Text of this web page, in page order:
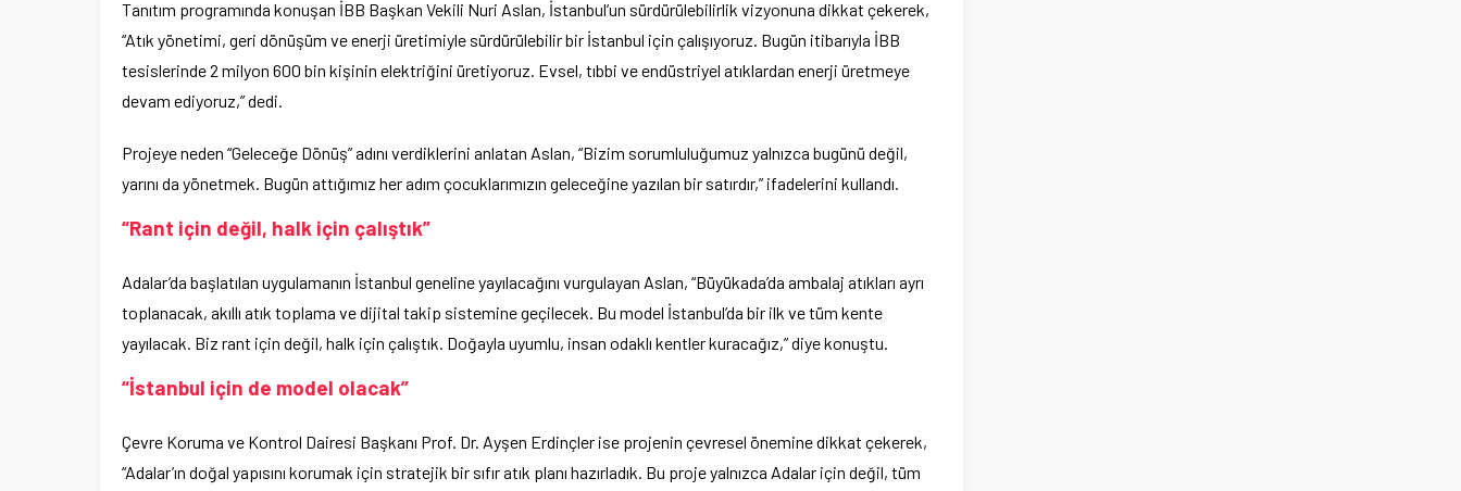
Tanıtım programında konuşan İBB Başkan Vekili Nuri Aslan, İstanbul’un sürdürülebilirlik vizyonuna dikkat çekerek,
“Atık yönetimi, geri dönüşüm ve enerji üretimiyle sürdürülebilir bir İstanbul için çalışıyoruz. Bugün itibarıyla İBB
tesislerinde 2 milyon 600 bin kişinin elektriğini üretiyoruz. Evsel, tıbbi ve endüstriyel atıklardan enerji üretmeye
devam ediyoruz,” dedi.
Projeye neden “Geleceğe Dönüş” adını verdiklerini anlatan Aslan, “Bizim sorumluluğumuz yalnızca bugünü değil,
yarını da yönetmek. Bugün attığımız her adım çocuklarımızın geleceğine yazılan bir satırdır,” ifadelerini kullandı.
“Rant için değil, halk için çalıştık”
Adalar’da başlatılan uygulamanın İstanbul geneline yayılacağını vurgulayan Aslan, “Büyükada’da ambalaj atıkları ayrı
toplanacak, akıllı atık toplama ve dijital takip sistemine geçilecek. Bu model İstanbul’da bir ilk ve tüm kente
yayılacak. Biz rant için değil, halk için çalıştık. Doğayla uyumlu, insan odaklı kentler kuracağız,” diye konuştu.
“İstanbul için de model olacak”
Çevre Koruma ve Kontrol Dairesi Başkanı Prof. Dr. Ayşen Erdinçler ise projenin çevresel önemine dikkat çekerek,
“Adalar’ın doğal yapısını korumak için stratejik bir sıfır atık planı hazırladık. Bu proje yalnızca Adalar için değil, tüm